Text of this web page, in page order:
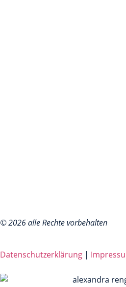
© 2026 alle Rechte vorbehalten
Datenschutzerklärung |